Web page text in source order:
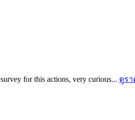
for this actions, very curious... ดูร